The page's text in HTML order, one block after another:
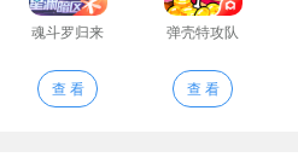
魂斗罗归来
查 看
弹壳特攻队
查 看